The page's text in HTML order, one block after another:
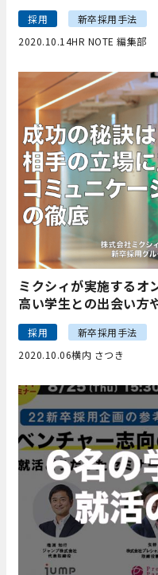
採用
新卒採用手法
2020.10.14HR NOTE 編集部
ミクシィが実施するオ
高い学生との出会い方
採用
新卒採用手法
2020.10.06横内 さつき